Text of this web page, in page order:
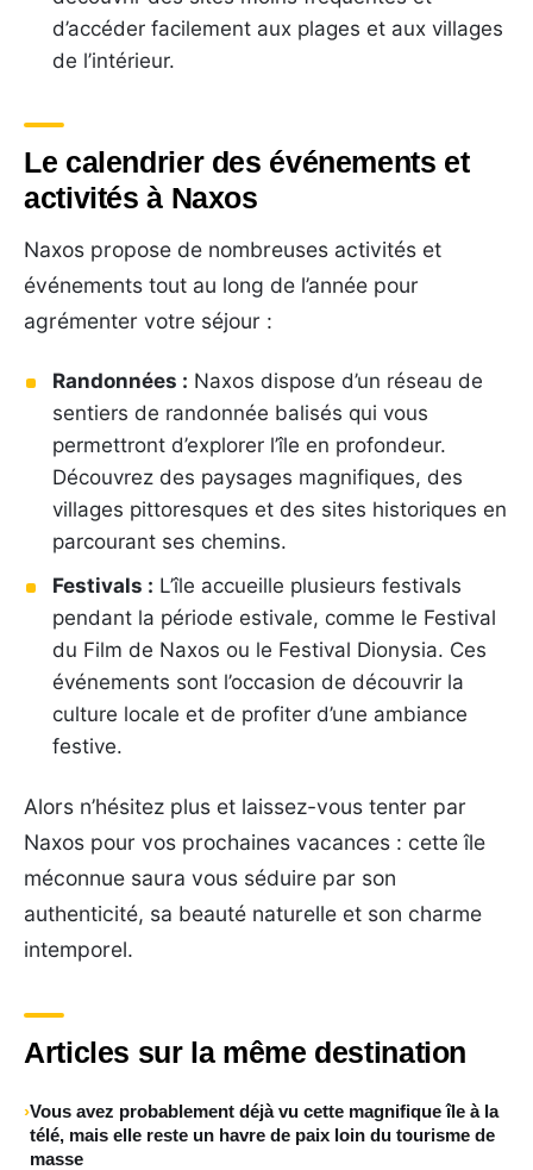
d’accéder facilement aux plages et aux villages
de l’intérieur.
Le calendrier des événements et
activités à Naxos
Naxos propose de nombreuses activités et
événements tout au long de l’année pour
agrémenter votre séjour :
Randonnées : Naxos dispose d’un réseau de
sentiers de randonnée balisés qui vous
permettront d’explorer l’île en profondeur.
Découvrez des paysages magnifiques, des
villages pittoresques et des sites historiques en
parcourant ses chemins.
Festivals : L’île accueille plusieurs festivals
pendant la période estivale, comme le Festival
du Film de Naxos ou le Festival Dionysia. Ces
événements sont l’occasion de découvrir la
culture locale et de profiter d’une ambiance
festive.
Alors n’hésitez plus et laissez-vous tenter par
Naxos pour vos prochaines vacances : cette île
méconnue saura vous séduire par son
authenticité, sa beauté naturelle et son charme
intemporel.
Articles sur la même destination
Vous avez probablement déjà vu cette magnifique île à la
télé, mais elle reste un havre de paix loin du tourisme de
masse